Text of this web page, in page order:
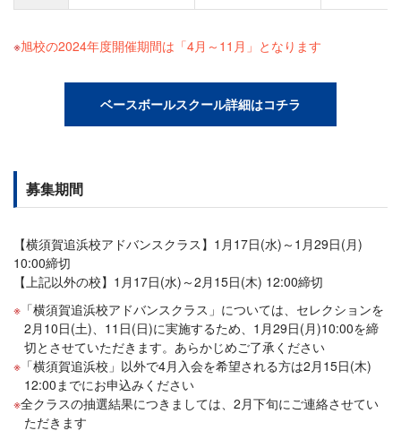
旭校の2024年度開催期間は「4月～11月」となります
ベースボールスクール詳細はコチラ
募集期間
【横須賀追浜校アドバンスクラス】1月17日(水)～1月29日(月)
10:00締切
【上記以外の校】1月17日(水)～2月15日(木) 12:00締切
「横須賀追浜校アドバンスクラス」については、セレクションを
2月10日(土)、11日(日)に実施するため、1月29日(月)10:00を締
切とさせていただきます。あらかじめご了承ください
「横須賀追浜校」以外で4月入会を希望される方は2月15日(木)
12:00までにお申込みください
全クラスの抽選結果につきましては、2月下旬にご連絡させてい
ただきます